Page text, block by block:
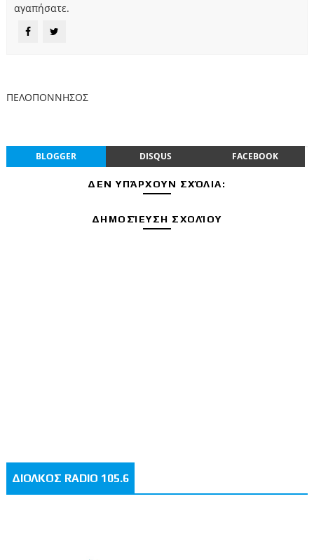
αγαπήσατε.
ΠΕΛΟΠΟΝΝΗΣΟΣ
BLOGGER DISQUS FACEBOOK
ΔΕΝ ΥΠΆΡΧΟΥΝ ΣΧΌΛΙΑ:
ΔΗΜΟΣΊΕΥΣΗ ΣΧΟΛΊΟΥ
ΔΙΟΛΚΟΣ RADIO 105.6